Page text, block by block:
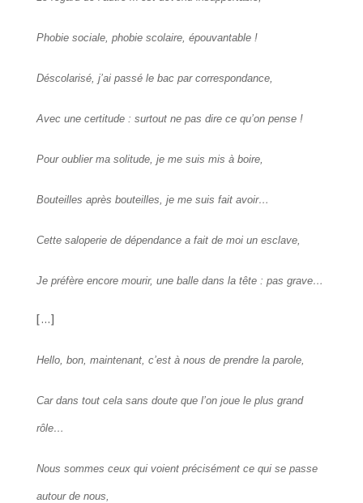
Phobie sociale, phobie scolaire, épouvantable !
Déscolarisé, j’ai passé le bac par correspondance,
Avec une certitude : surtout ne pas dire ce qu’on pense !
Pour oublier ma solitude, je me suis mis à boire,
Bouteilles après bouteilles, je me suis fait avoir…
Cette saloperie de dépendance a fait de moi un esclave,
Je préfère encore mourir, une balle dans la tête : pas grave…
[…]
Hello, bon, maintenant, c’est à nous de prendre la parole,
Car dans tout cela sans doute que l’on joue le plus grand
rôle…
Nous sommes ceux qui voient précisément ce qui se passe
autour de nous,